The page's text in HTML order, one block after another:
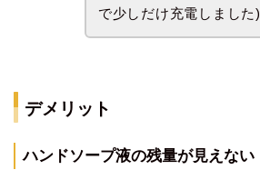
で少しだけ充電しました)
デメリット
ハンドソープ液の残量が見え ない